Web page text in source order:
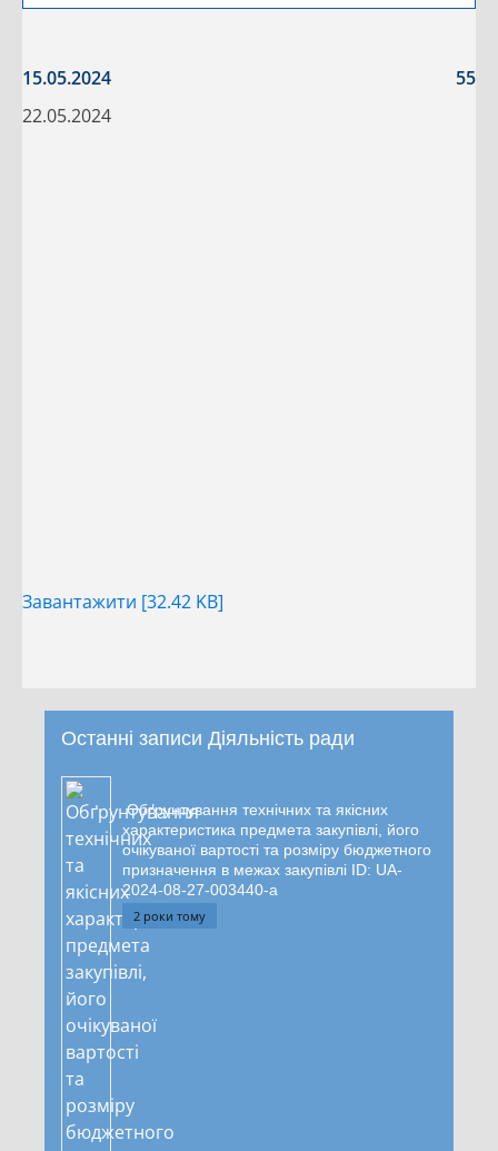
15.05.2024
55
22.05.2024
Завантажити [32.42 KB]
Останні записи Діяльність ради
Обґрунтування технічних та якісних
характеристика предмета закупівлі, його
очікуваної вартості та розміру бюджетного
призначення в межах закупівлі ID: UA-
2024-08-27-003440-a
2 роки тому